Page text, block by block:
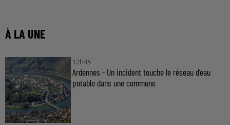
À LA UNE
12h45
Ardennes - Un incident touche le réseau d’eau
potable dans une commune